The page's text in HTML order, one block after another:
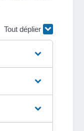
Tout déplier